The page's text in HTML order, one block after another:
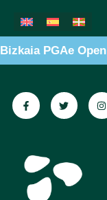
Bizkaia PGAe Open